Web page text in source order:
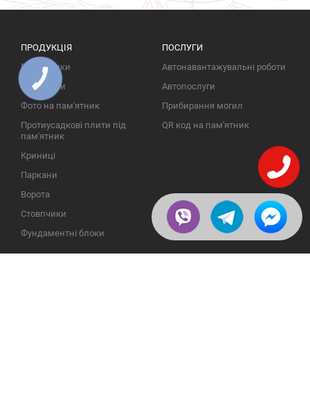
ПРОДУКЦІЯ
Пам'ятники
Надгробки
Фото на пам'ятник
Протиусадкові плити під
пам'ятник
Криниці
Паркани
Ворота
Стовпчики
Фундаментні блоки
ПОСЛУГИ
Автонавантажувальні роботи
Автопослуги
Прибирання могил
QR код на пам'ятник
КНОПКА
ЗВ'ЯЗКУ